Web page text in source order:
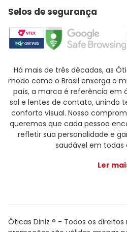
Selos de segurança
Há mais de três décadas, as
modo como o Brasil enxerga o
país, a marca é referência em
sol e lentes de contato, unindo
conforto visual. Nosso
queremos que cada pessoa
refletir sua personalidade e
saudável em todas
Ler
Óticas Diniz ® - Todos os